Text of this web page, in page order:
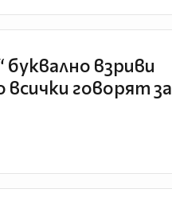
взриви
всички говорят за